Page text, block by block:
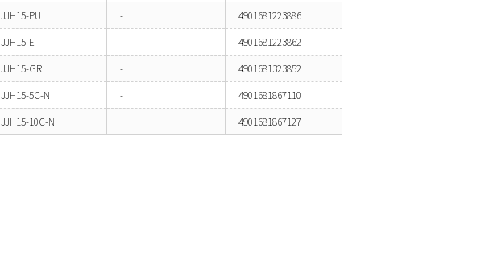
JJH15-PU
-
4901681223886
JJH15-E
-
4901681223862
JJH15-GR
-
4901681323852
JJH15-5C-N
-
4901681867110
JJH15-10C-N
4901681867127